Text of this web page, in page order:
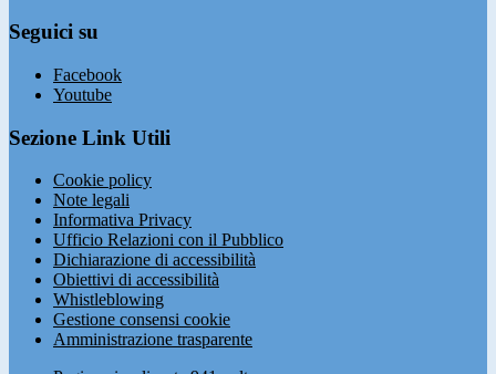
Seguici su
Facebook
Youtube
Sezione Link Utili
Cookie policy
Note legali
Informativa Privacy
Ufficio Relazioni con il Pubblico
Dichiarazione di accessibilità
Obiettivi di accessibilità
Whistleblowing
Gestione consensi cookie
Amministrazione trasparente